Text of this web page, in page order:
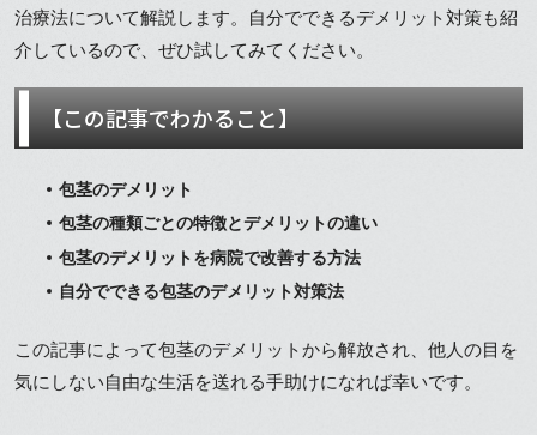
治療法について解説します。自分でできるデメリット対策も紹
介しているので、ぜひ試してみてください。
【この記事でわかること】
包茎のデメリット
包茎の種類ごとの特徴とデメリットの違い
包茎のデメリットを病院で改善する方法
自分でできる包茎のデメリット対策法
この記事によって包茎のデメリットから解放され、他人の目を
気にしない自由な生活を送れる手助けになれば幸いです。